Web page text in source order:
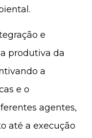
e
produtiva da
a
e o
agentes,
até a execução